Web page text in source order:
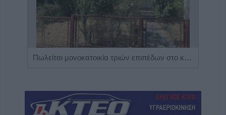
Πωλείται μονοκατοικία τριών επιπέδων στο καταπράσινο Πευκόφυτο Καρδίτσας